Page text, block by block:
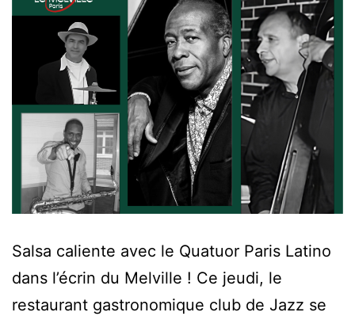
Salsa caliente avec le Quatuor Paris Latino
dans l’écrin du Melville ! Ce jeudi, le
restaurant gastronomique club de Jazz se